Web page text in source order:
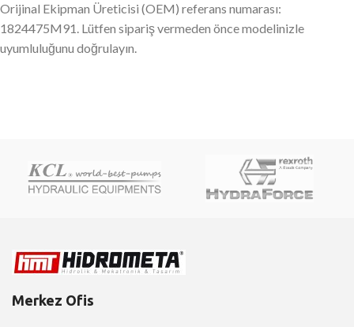
Orijinal Ekipman Üreticisi (OEM) referans numarası:
1824475M91. Lütfen sipariş vermeden önce modelinizle
uyumluluğunu doğrulayın.
Merkez Ofis